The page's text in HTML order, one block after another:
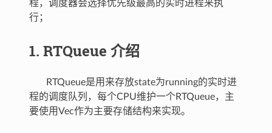
程，调度器会选择优先级最高的实时进程来执
行；
1. RTQueue 介绍
RTQueue是用来存放state为running的实时进
程的调度队列，每个CPU维护一个RTQueue，主
要使用Vec作为主要存储结构来实现。